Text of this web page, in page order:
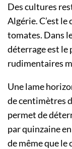
Des cultures
Algérie. C’est le
tomates. Dans
déterrage est le
rudimentaires
Une lame
de centimètres
permet de
par quinzaine
de même que